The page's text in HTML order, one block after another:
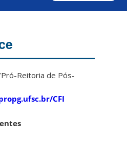
Reitoria de Pós-
CFI